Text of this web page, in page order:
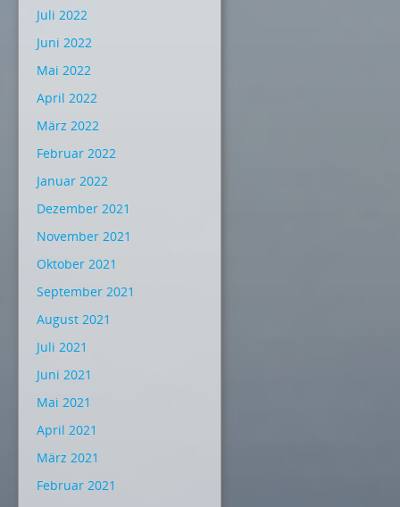
Juli 2022
Juni 2022
Mai 2022
April 2022
März 2022
Februar 2022
Januar 2022
Dezember 2021
November 2021
Oktober 2021
September 2021
August 2021
Juli 2021
Juni 2021
Mai 2021
April 2021
März 2021
Februar 2021